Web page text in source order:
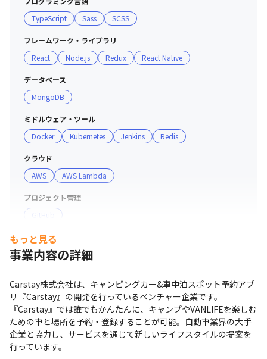
TypeScript
Sass SCSS
フレームワーク・ライブラリ
React
Node.js Redux React Native
データベース
MongoDB
ミドルウェア・ツール
Docker
Kubernetes Jenkins Redis
クラウド
AWS
AWS Lambda
プロジェクト管理
GitHub
もっと見る
事業内容の詳細
Carstay株式会社は、キャンピングカー&車中泊スポット予約アプ
リ『Carstay』の開発を行っているベンチャー企業です。
『Carstay』では誰でもかんたんに、キャンプやVANLIFEを楽しむ
ための車と場所を予約・登録することが可能。自動車業界の大手
企業と協力し、サービスを通じて新しいライフスタイルの提案を
行っています。